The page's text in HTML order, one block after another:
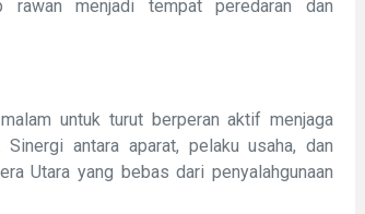
rawan menjadi tempat peredaran dan
untuk turut berperan aktif menjaga
antara aparat, pelaku usaha, dan
Utara yang bebas dari penyalahgunaan